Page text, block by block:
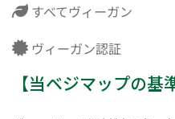
すべてヴィーガン
ヴィーガン認証
【当ベジマップの基